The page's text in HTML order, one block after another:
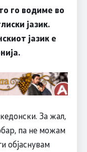
го водиме во
јазик.
јазик е
За жал,
па не можам
објаснувам